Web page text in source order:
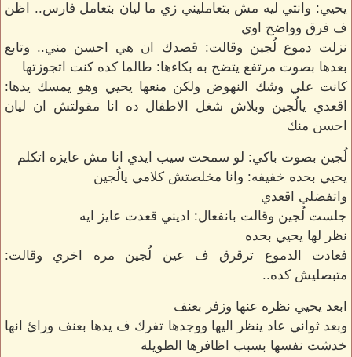
يحيي: وانتي ليه مش بتعامليني زي ما ليان بتعامل فارس.. اظن
ف فرق وواضح اوي
نزلت دموع لُجين وقالت: قصدك ان هي احسن مني.. وتابع
بعدها بصوت مرتفع يتضح به بكاءها: طالما كده كنت اتجوزتها
كانت علي وشك النهوض ولكن منعها يحيي وهو يمسك يدها:
اقعدي يالُجين وبلاش شغل الاطفال ده انا مقولتش ان ليان
احسن منك
لُجين بصوت باكي: لو سمحت سيب ايدي انا مش عايزه اتكلم
يحيي بحده خفيفه: وانا مخلصتش كلامي يالُجين
واتفضلي اقعدي
جلست لُجين وقالت بانفعال: اديني قعدت عايز ايه
نظر لها يحيي بحده
فعادت الدموع ترقرق ف عين لُجين مره اخري وقالت:
متبصليش كده..
ابعد يحيي نظره عنها وزفر بعنف
وبعد ثواني عاد ينظر اليها ووجدها تفرك ف يدها بعنف ورائ انها
خدشت نفسها بسبب اظافرها الطويله